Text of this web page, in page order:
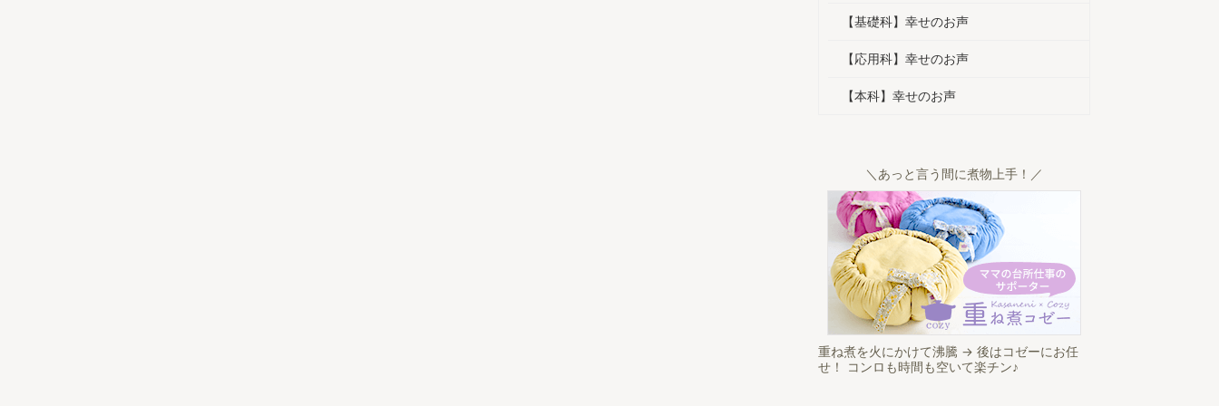
【基礎科】幸せのお声
【応用科】幸せのお声
【本科】幸せのお声
＼あっと言う間に煮物上手！／
重ね煮を火にかけて沸騰 → 後はコゼーにお任
せ！ コンロも時間も空いて楽チン♪